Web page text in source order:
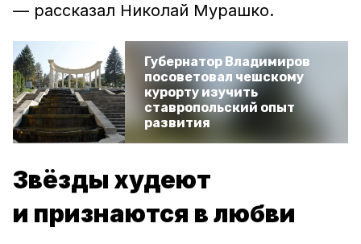
— рассказал Николай Мурашко.
Губернатор Владимиров
посоветовал чешскому
курорту изучить
ставропольский опыт
развития
Звёзды худеют
и признаются в любви